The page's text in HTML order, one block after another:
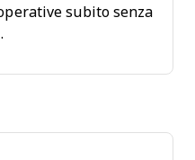
subito senza